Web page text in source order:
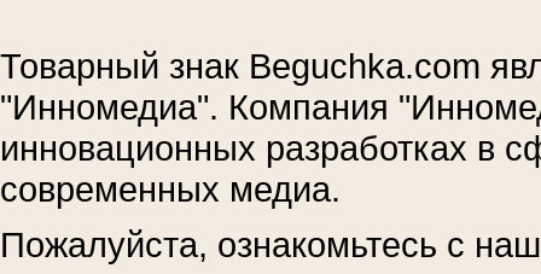
Товарный знак Beguchka.com
"Инномедиа". Компания
инновационных разработках в
современных медиа.
Пожалуйста, ознакомьтесь с